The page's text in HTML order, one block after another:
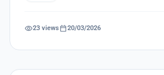
visibility23 views calendar_today20/03/2026